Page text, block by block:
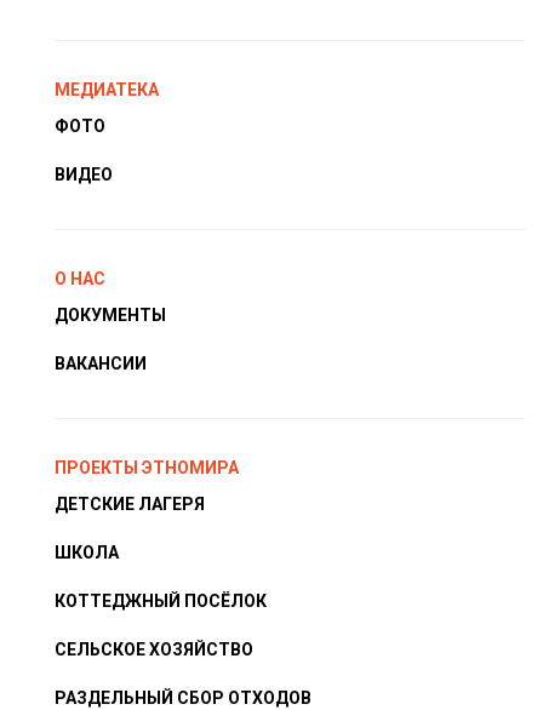
МЕДИАТЕКА
ФОТО
ВИДЕО
О НАС
ДОКУМЕНТЫ
ВАКАНСИИ
ПРОЕКТЫ ЭТНОМИРА
ДЕТСКИЕ ЛАГЕРЯ
ШКОЛА
КОТТЕДЖНЫЙ ПОСЁЛОК
СЕЛЬСКОЕ ХОЗЯЙСТВО
РАЗДЕЛЬНЫЙ СБОР ОТХОДОВ